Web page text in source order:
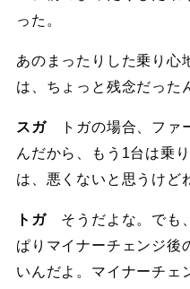
った。
あのまったりした乗り心
は、ちょっと残念だった
スガ
トガの場合、ファ
んだから、もう1台は乗
は、悪くないと思うけど
トガ そうだよな。でも
ぱりマイナーチェンジ後
いんだよ。マイナーチェ